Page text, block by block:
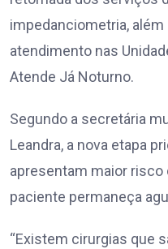
impedanciometria, além
atendimento nas
Atende Já Noturno.
Segundo a secretária
Leandra, a nova etapa
apresentam maior risco
paciente permaneça
“Existem cirurgias que